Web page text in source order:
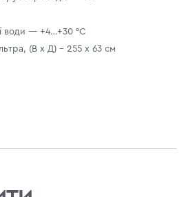
води — +4…+30 °С
(В х Д) - 255 х 63 см